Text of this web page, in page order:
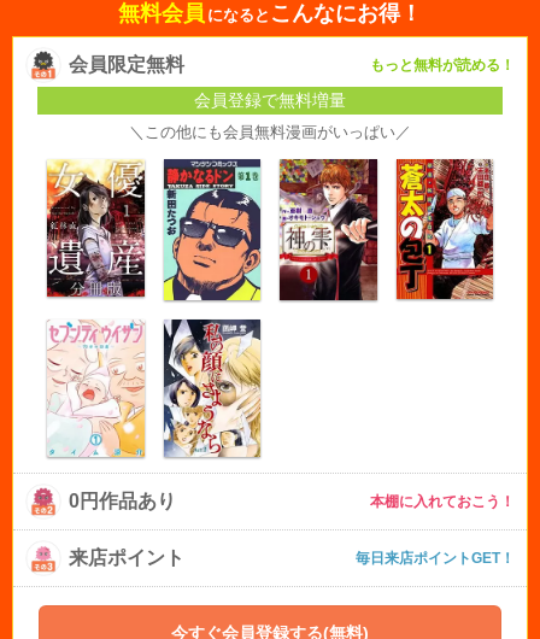
無料会員 になると こんなにお得！
会員限定無料 もっと無料が読める！
会員登録で無料増量
＼この他にも会員無料漫画がいっぱい／
0円作品あり 本棚に入れておこう！
来店ポイント 毎日来店ポイントGET！
今すぐ会員登録する(無料)